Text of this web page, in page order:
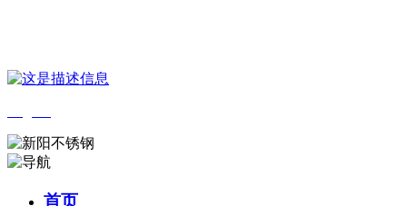
首页